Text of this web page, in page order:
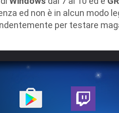
ed non è in alcun modo
per testare